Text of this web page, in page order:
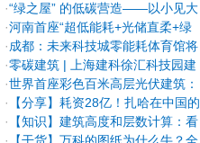
·“绿之屋” 的低碳营造——以小见大
的既有建筑办公空间绿色改造
·河南首座“超低能耗+光储直柔+绿
建三星”大型公共建筑
·成都：未来科技城零能耗体育馆将
开工
·零碳建筑 | 上海建科徐汇科技园建
科中心
·世界首座彩色百米高层光伏建筑：
大连国际凯旋大厦
·
【分享】耗资28亿！扎哈在中国的
最后遗作终于全部完成！施工难度
堪比鸟巢！
·
【知识】建筑高度和层数计算：看
似简单，但你确定会算？